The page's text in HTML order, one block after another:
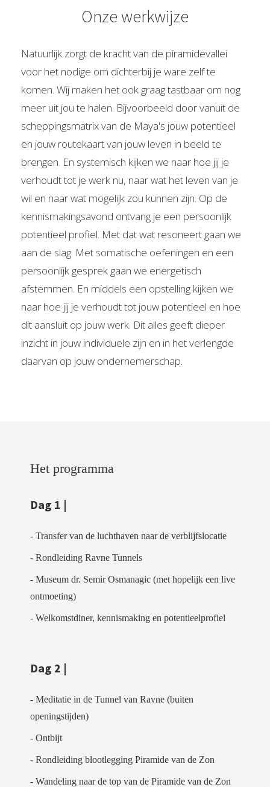
Onze werkwijze
Natuurlijk zorgt de kracht van de piramidevallei
voor het nodige om dichterbij je ware zelf te
komen. Wij maken het ook graag tastbaar om nog
meer uit jou te halen. Bijvoorbeeld door vanuit de
scheppingsmatrix van de Maya's jouw potentieel
en jouw routekaart van jouw leven in beeld te
brengen. En systemisch kijken we naar hoe jij je
verhoudt tot je werk nu, naar wat het leven van je
wil en naar wat mogelijk zou kunnen zijn. Op de
kennismakingsavond ontvang je een persoonlijk
potentieel profiel. Met dat wat resoneert gaan we
aan de slag. Met somatische oefeningen en een
persoonlijk gesprek gaan we energetisch
afstemmen. En middels een opstelling kijken we
naar hoe jij je verhoudt tot jouw potentieel en hoe
dit aansluit op jouw werk. Dit alles geeft dieper
inzicht in jouw individuele zijn en in het verlengde
daarvan op jouw ondernemerschap.
Het programma
Dag 1 |
- Transfer van de luchthaven naar de verblijfslocatie
- Rondleiding Ravne Tunnels
- Museum dr. Semir Osmanagic (met hopelijk een live
ontmoeting)
- Welkomstdiner, kennismaking en potentieelprofiel
Dag 2 |
- Meditatie in de Tunnel van Ravne (buiten
openingstijden)
- Ontbijt
- Rondleiding blootlegging Piramide van de Zon
- Wandeling naar de top van de Piramide van de Zon